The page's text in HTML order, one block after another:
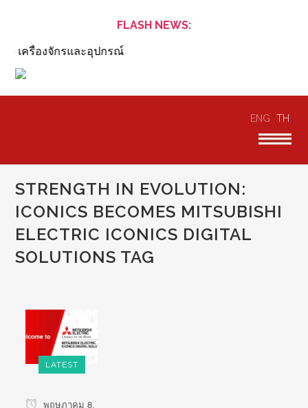
FLASH NEWS:
เครื่องจักรและอุปกรณ์
ENG TH
STRENGTH IN EVOLUTION:
ICONICS BECOMES MITSUBISHI
ELECTRIC ICONICS DIGITAL
SOLUTIONS TAG
LATEST
พฤษภาคม 8,